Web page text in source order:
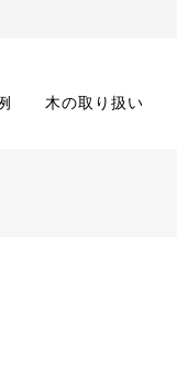
木の取り扱い